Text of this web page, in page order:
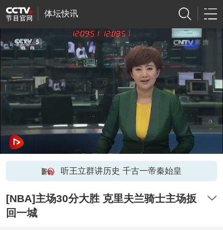
体坛快讯
听王立群讲历史 千古一帝秦始皇
[NBA]主场30分大胜 克里夫兰骑士主场扳
回一城